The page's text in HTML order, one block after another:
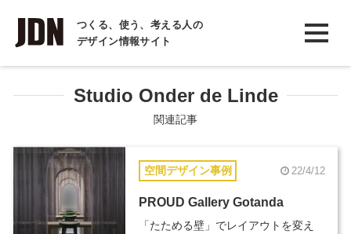
つくる、使う、考える人の
デザイン情報サイト
INTERVIEW
インタビュー
REPORT
COLUMN
コラム
Studio Onder de Linde
関連記事
空間デザイン事例 22/4/12
PROUD Gallery Gotanda
「たためる壁」でレイアウトを変え